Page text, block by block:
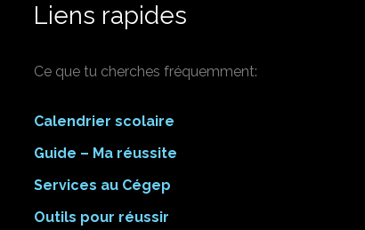
Liens rapides
Ce que tu cherches fréquemment:
Calendrier scolaire
Guide – Ma réussite
Services au Cégep
Outils pour réussir